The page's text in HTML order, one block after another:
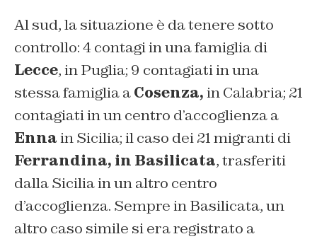
Al sud, la situazione è da tenere sotto
controllo: 4 contagi in una famiglia di
Lecce, in Puglia; 9 contagiati in una
stessa famiglia aCosenza,in Calabria; 21
contagiati in un centro d’accoglienza a
Ennain Sicilia; il caso dei 21 migranti di
Ferrandina, in Basilicata, trasferiti
dalla Sicilia in un altro centro
d’accoglienza. Sempre in Basilicata, un
altro caso simile si era registrato a